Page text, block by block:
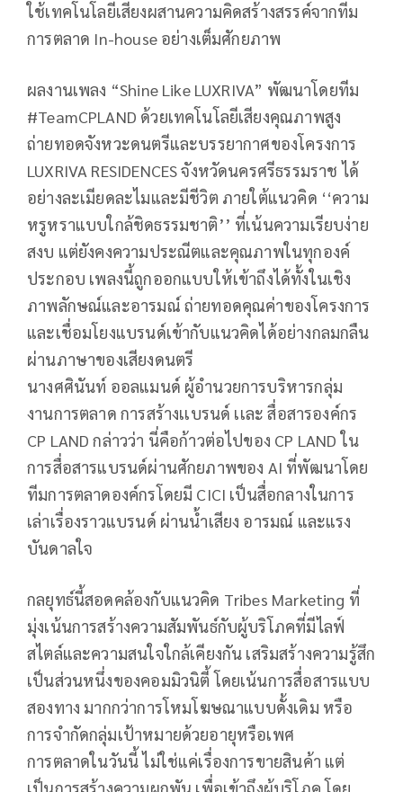
ใช้เทคโนโลยีเสียงผสานความคิดสร้างสรรค์จากทีม
การตลาด In-house อย่างเต็มศักยภาพ
ผลงานเพลง “Shine Like LUXRIVA” พัฒนาโดยทีม
#TeamCPLAND ด้วยเทคโนโลยีเสียงคุณภาพสูง
ถ่ายทอดจังหวะดนตรีและบรรยากาศของโครงการ
LUXRIVA RESIDENCES จังหวัดนครศรีธรรมราช ได้
อย่างละเมียดละไมและมีชีวิต ภายใต้แนวคิด ‘‘ความ
หรูหราแบบใกล้ชิดธรรมชาติ’’ ที่เน้นความเรียบง่าย
สงบ แต่ยังคงความประณีตและคุณภาพในทุกองค์
ประกอบ เพลงนี้ถูกออกแบบให้เข้าถึงได้ทั้งในเชิง
ภาพลักษณ์และอารมณ์ ถ่ายทอดคุณค่าของโครงการ
และเชื่อมโยงแบรนด์เข้ากับแนวคิดได้อย่างกลมกลืน
ผ่านภาษาของเสียงดนตรี
นางศศินันท์ ออลแมนด์ ผู้อำนวยการบริหารกลุ่ม
งานการตลาด การสร้างเเบรนด์ เเละ สื่อสารองค์กร
CP LAND กล่าวว่า นี่คือก้าวต่อไปของ CP LAND ใน
การสื่อสารแบรนด์ผ่านศักยภาพของ AI ที่พัฒนาโดย
ทีมการตลาดองค์กรโดยมี CICI เป็นสื่อกลางในการ
เล่าเรื่องราวแบรนด์ ผ่านน้ำเสียง อารมณ์ และแรง
บันดาลใจ
กลยุทธ์นี้สอดคล้องกับแนวคิด Tribes Marketing ที่
มุ่งเน้นการสร้างความสัมพันธ์กับผู้บริโภคที่มีไลฟ์
สไตล์และความสนใจใกล้เคียงกัน เสริมสร้างความรู้สึก
เป็นส่วนหนึ่งของคอมมิวนิตี้ โดยเน้นการสื่อสารแบบ
สองทาง มากกว่าการโหมโฆษณาแบบดั้งเดิม หรือ
การจำกัดกลุ่มเป้าหมายด้วยอายุหรือเพศ
การตลาดในวันนี้ ไม่ใช่แค่เรื่องการขายสินค้า แต่